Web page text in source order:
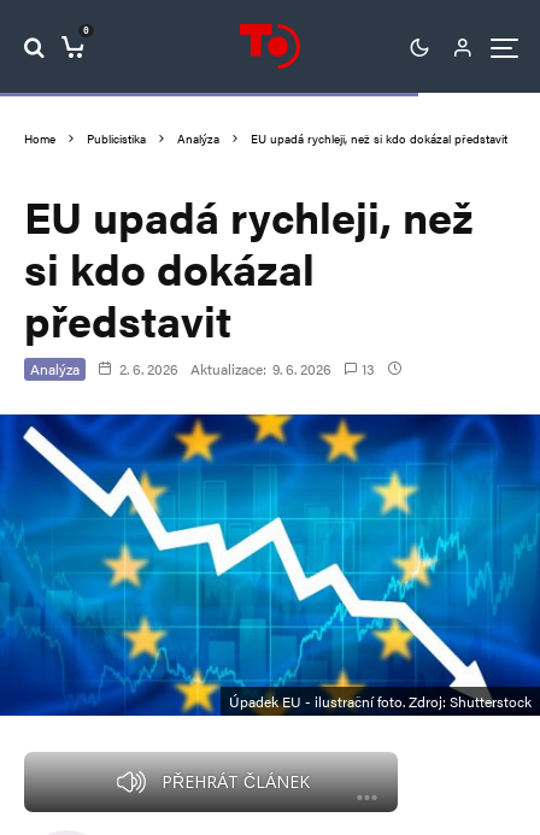
0
Home Publicistika Analýza EU upadá rychleji, než si kdo dokázal představit
EU upadá rychleji, než
si kdo dokázal
představit
Analýza 2. 6. 2026 Aktualizace: 9. 6. 2026 13
Úpadek EU - ilustrační foto. Zdroj: Shutterstock
PŘEHRÁT ČLÁNEK